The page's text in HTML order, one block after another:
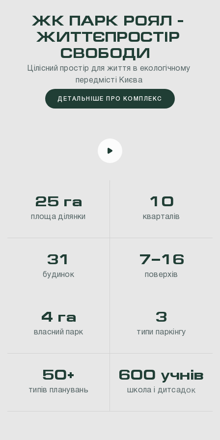
ЖК ПАРК РОЯЛ -
ЖИТТЄПРОСТІР
СВОБОДИ
Ціліснийпростір для життя в екологічному
передмісті Києва
ДЕТАЛЬНІШЕ ПРО КОМПЛЕКС
25 га
площа ділянки
1 0
кварталів
31
будинок
7–1 6
поверхів
4 га
власний парк
3
типи паркінгу
50+
типів планувань
600 учнів
школа і дитсадок